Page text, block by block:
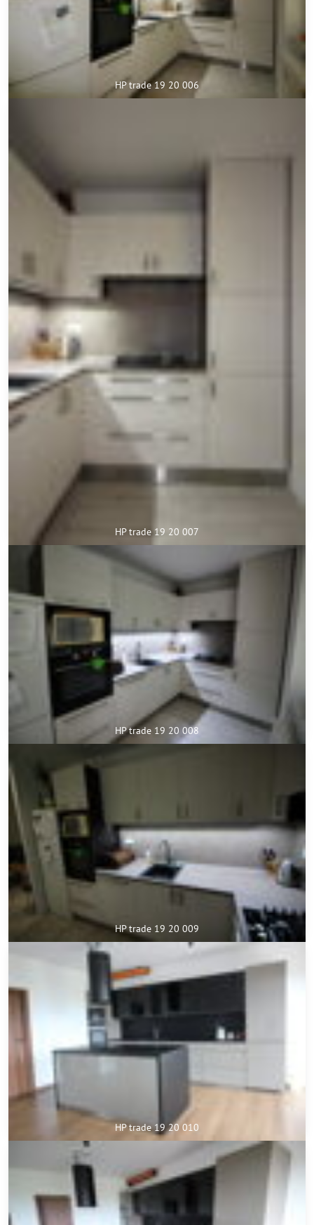
HP trade 19 20 006
HP trade 19 20 007
HP trade 19 20 008
HP trade 19 20 009
HP trade 19 20 010